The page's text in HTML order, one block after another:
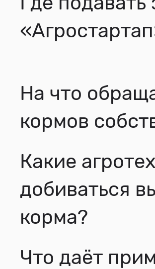
На что
кормов
Какие
добиваться
корма?
Что даёт